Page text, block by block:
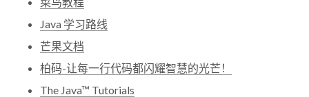
Java 学习路线
芒果文档
柏码-让每一行代码都闪耀智慧的光芒！
The Java™ Tutorials